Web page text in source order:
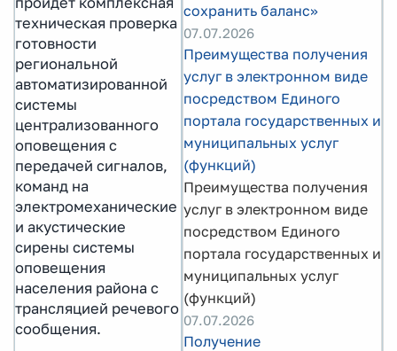
техническая проверка
готовности
региональной
автоматизированной
системы
централизованного
оповещения с
передачей сигналов,
команд на
электромеханические
и акустические
сирены системы
оповещения
населения района с
трансляцией речевого
сообщения.
сохранить баланс»
07.07.2026
Преимущества получения
услуг в электронном виде
посредством Единого
портала государственных и
муниципальных услуг
(функций)
Преимущества получения
услуг в электронном виде
посредством Единого
портала государственных и
муниципальных услуг
(функций)
07.07.2026
Получение